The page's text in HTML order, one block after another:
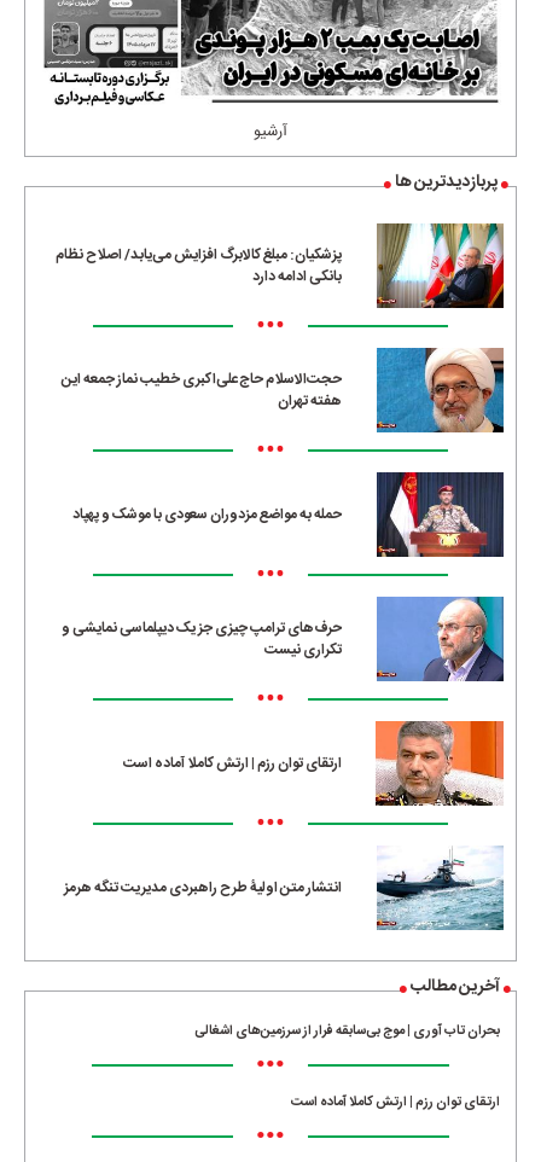
آرشیو
پربازدیدترین ها
پزشکیان: مبلغ کالابرگ افزایش می‌یابد/ اصلاح نظام
بانکی ادامه دارد
•••
حجت‌الاسلام حاج‌علی‌اکبری خطیب نماز جمعه این
هفته تهران
•••
حمله به مواضع مزدوران سعودی با موشک و پهپاد
•••
حرف‌های ترامپ چیزی جز یک دیپلماسی نمایشی و
تکراری نیست
•••
ارتقای توان رزم | ارتش کاملا آماده است
•••
انتشار متن اولیۀ طرح راهبردی مدیریت تنگه هرمز
آخرین مطالب
بحران تاب آوری | موج بی‌سابقه فرار از سرزمین‌های اشغالی
•••
ارتقای توان رزم | ارتش کاملا آماده است
•••